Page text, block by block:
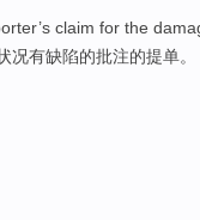
claim for the
有缺陷的批注的提单。